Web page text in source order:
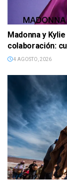
Madonna y
colaboración:
4 AGOSTO, 2026